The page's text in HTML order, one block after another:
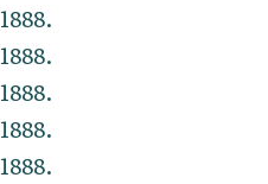
1888.
1888.
1888.
1888.
1888.